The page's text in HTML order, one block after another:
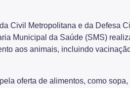
Civil Metropolitana e da Defesa
Municipal da Saúde (SMS)
aos animais, incluindo
oferta de alimentos, como sopa,